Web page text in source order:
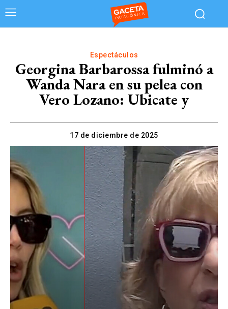
Espectáculos
Georgina Barbarossa fulminó a
Wanda Nara en su pelea con
Vero Lozano: Ubicate y
17 de diciembre de 2025